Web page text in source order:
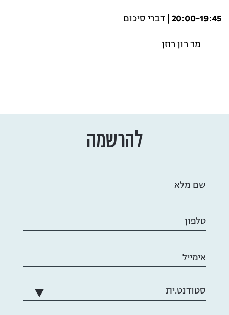
20:00-19:45 | דברי סיכום
מר רון רוזן
להרשמה
שם מלא
טלפון
אימייל